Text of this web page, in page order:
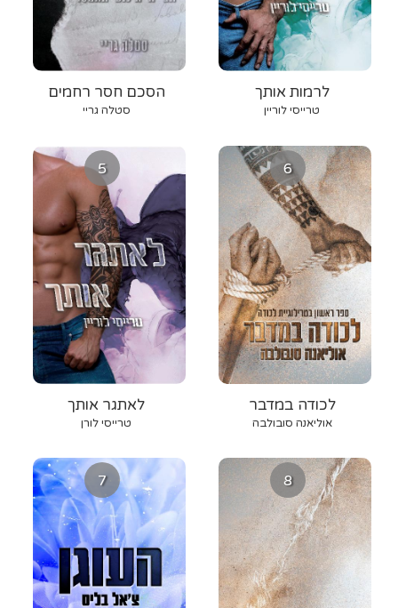
הסכם חסר רחמים
סטלה גריי
לרמות אותך
טרייסי לוריין
5
לאתגר אותך
טרייסי לורן
6
לכודה במדבר
אוליאנה סובולבה
7 8